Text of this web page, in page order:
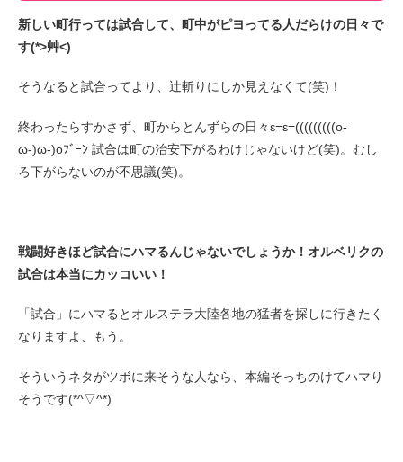
新しい町行っては試合して、町中がピヨってる人だらけの日々で
す(*>艸<)
そうなると試合ってより、辻斬りにしか見えなくて(笑)！
終わったらすかさず、町からとんずらの日々ε=ε=(((((((((o-
ω-)ω-)oﾌﾞｰﾝ 試合は町の治安下がるわけじゃないけど(笑)。むし
ろ下がらないのが不思議(笑)。
戦闘好きほど試合にハマるんじゃないでしょうか！オルベリクの
試合は本当にカッコいい！
「試合」にハマるとオルステラ大陸各地の猛者を探しに行きたく
なりますよ、もう。
そういうネタがツボに来そうな人なら、本編そっちのけてハマり
そうです(*^▽^*)